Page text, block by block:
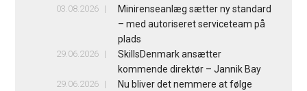
03.08.2026
Minirenseanlæg sætter ny standard
– med autoriseret serviceteam på
plads
29.06.2026
SkillsDenmark ansætter
kommende direktør – Jannik Bay
29.06.2026
Nu bliver det nemmere at følge